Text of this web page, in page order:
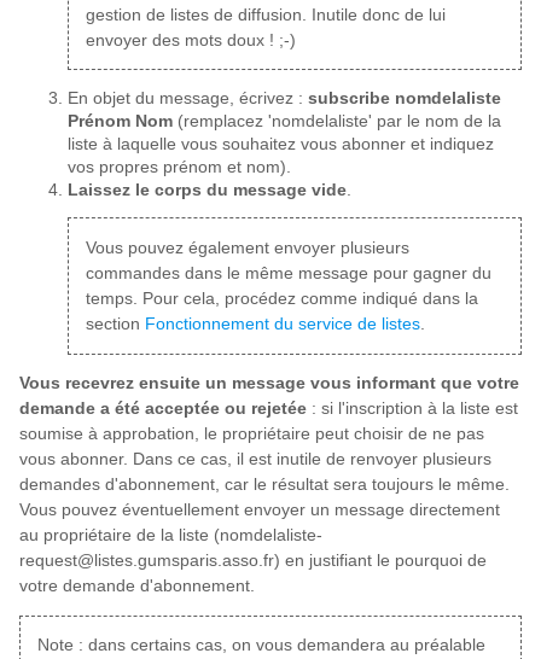
gestion de listes de diffusion. Inutile donc de lui
envoyer des mots doux ! ;-)
En objet du message, écrivez : subscribe nomdelaliste
Prénom Nom (remplacez 'nomdelaliste' par le nom de la
liste à laquelle vous souhaitez vous abonner et indiquez
vos propres prénom et nom).
Laissez le corps du message vide
Vous pouvez également envoyer plusieurs
commandes dans le même message pour gagner du
temps. Pour cela, procédez comme indiqué dans la
section Fonctionnement du service de listes.
Vous recevrez ensuite un message vous informant que votre
demande a été acceptée ou rejetée : si l'inscription à la liste est
soumise à approbation, le propriétaire peut choisir de ne pas
vous abonner. Dans ce cas, il est inutile de renvoyer plusieurs
demandes d'abonnement, car le résultat sera toujours le même.
Vous pouvez éventuellement envoyer un message directement
au propriétaire de la liste (nomdelaliste-
request@listes.gumsparis.asso.fr) en justifiant le pourquoi de
votre demande d'abonnement.
Note : dans certains cas, on vous demandera au préalable